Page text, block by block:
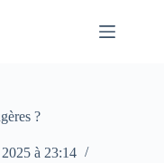
?
à 23:14